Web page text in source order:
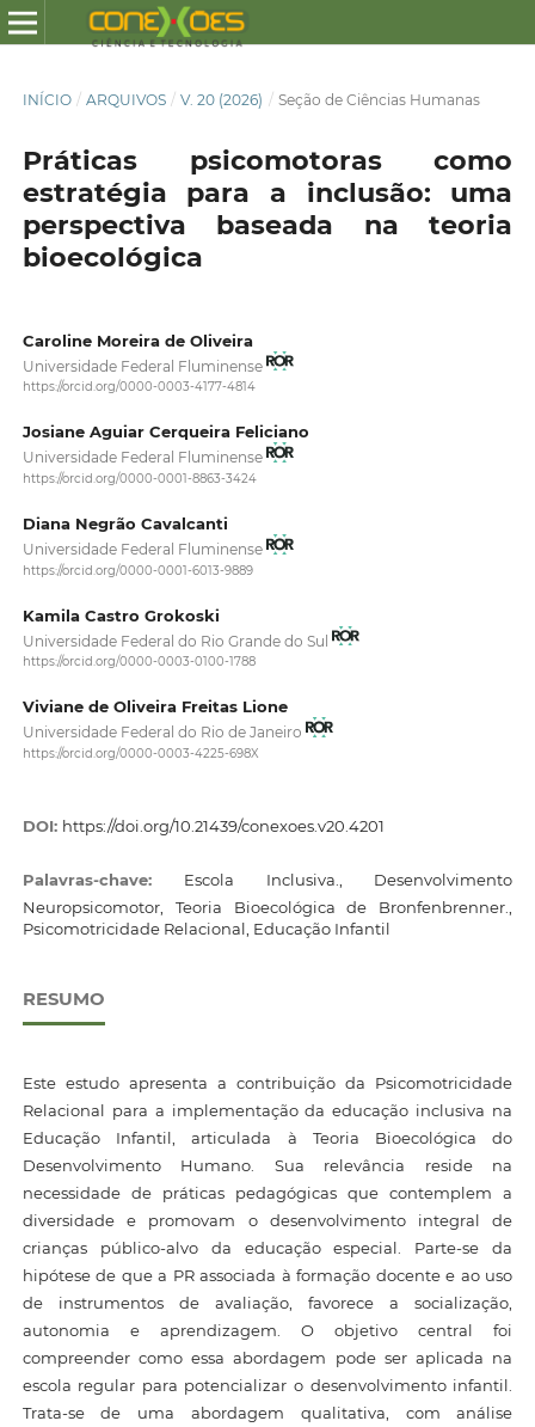
INÍCIO / ARQUIVOS / V. 20 (2026) / Seção de Ciências Humanas
Práticas psicomotoras como
estratégia para a inclusão: uma
perspectiva baseada na teoria
bioecológica
Caroline Moreira de Oliveira
Universidade Federal Fluminense
https://orcid.org/0000-0003-4177-4814
Josiane Aguiar Cerqueira Feliciano
Universidade Federal Fluminense
https://orcid.org/0000-0001-8863-3424
Diana Negrão Cavalcanti
Universidade Federal Fluminense
https://orcid.org/0000-0001-6013-9889
Kamila Castro Grokoski
Universidade Federal do Rio Grande do Sul
https://orcid.org/0000-0003-0100-1788
Viviane de Oliveira Freitas Lione
Universidade Federal do Rio de Janeiro
https://orcid.org/0000-0003-4225-698X
DOI: https://doi.org/10.21439/conexoes.v20.4201
Palavras-chave: Escola Inclusiva., Desenvolvimento
Neuropsicomotor, Teoria Bioecológica de Bronfenbrenner.,
Psicomotricidade Relacional, Educação Infantil
RESUMO
Este estudo apresenta a contribuição da Psicomotricidade
Relacional para a implementação da educação inclusiva na
Educação Infantil, articulada à Teoria Bioecológica do
Desenvolvimento Humano. Sua relevância reside na
necessidade de práticas pedagógicas que contemplem a
diversidade e promovam o desenvolvimento integral de
crianças público-alvo da educação especial. Parte-se da
hipótese de que a PR associada à formação docente e ao uso
de instrumentos de avaliação, favorece a socialização,
autonomia e aprendizagem. O objetivo central foi
compreender como essa abordagem pode ser aplicada na
escola regular para potencializar o desenvolvimento infantil.
Trata-se de uma abordagem qualitativa, com análise